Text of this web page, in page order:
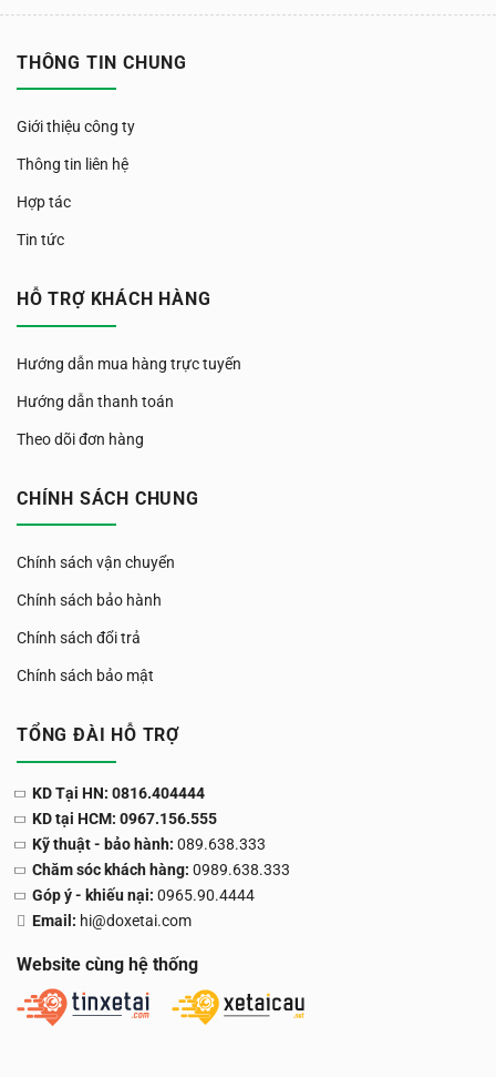
THÔNG TIN CHUNG
Giới thiệu công ty
Thông tin liên hệ
Hợp tác
Tin tức
HỖ TRỢ KHÁCH HÀNG
Hướng dẫn mua hàng trực tuyến
Hướng dẫn thanh toán
Theo dõi đơn hàng
CHÍNH SÁCH CHUNG
Chính sách vận chuyển
Chính sách bảo hành
Chính sách đổi trả
Chính sách bảo mật
TỔNG ĐÀI HỖ TRỢ
KD Tại HN: 0816.404444
KD tại HCM: 0967.156.555
Kỹ thuật - bảo hành: 089.638.333
Chăm sóc khách hàng: 0989.638.333
Góp ý - khiếu nại: 0965.90.4444
Email: hi@doxetai.com
Website cùng hệ thống